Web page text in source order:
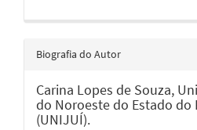
Biografia do Autor
Carina Lopes de Souza,
do Noroeste do Estado do
(UNIJUÍ).